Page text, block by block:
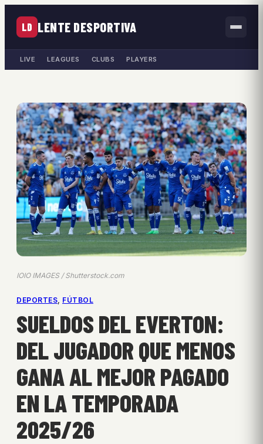
LD LENTE DESPORTIVA
LIVE LEAGUES CLUBS PLAYERS
IOIO IMAGES / Shutterstock.com
DEPORTES FÚTBOL
SUELDOS DEL EVERTON:
DEL JUGADOR QUE MENOS
GANA AL MEJOR PAGADO
EN LA TEMPORADA
2025/26